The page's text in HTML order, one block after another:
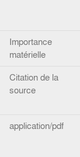
Importance
matérielle
Citation de la
source
application/pdf